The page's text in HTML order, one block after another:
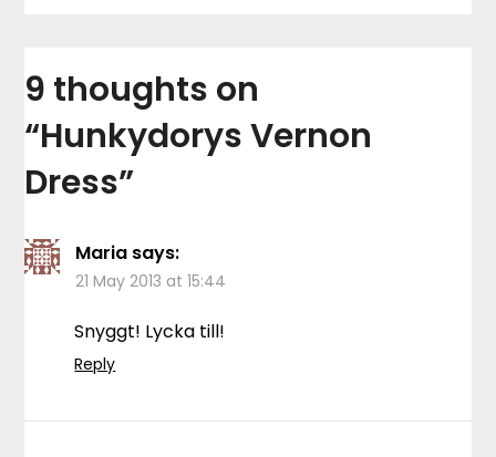
9 thoughts on
“Hunkydorys Vernon
Dress”
Maria says:
21 May 2013 at 15:44
Snyggt! Lycka till!
Reply